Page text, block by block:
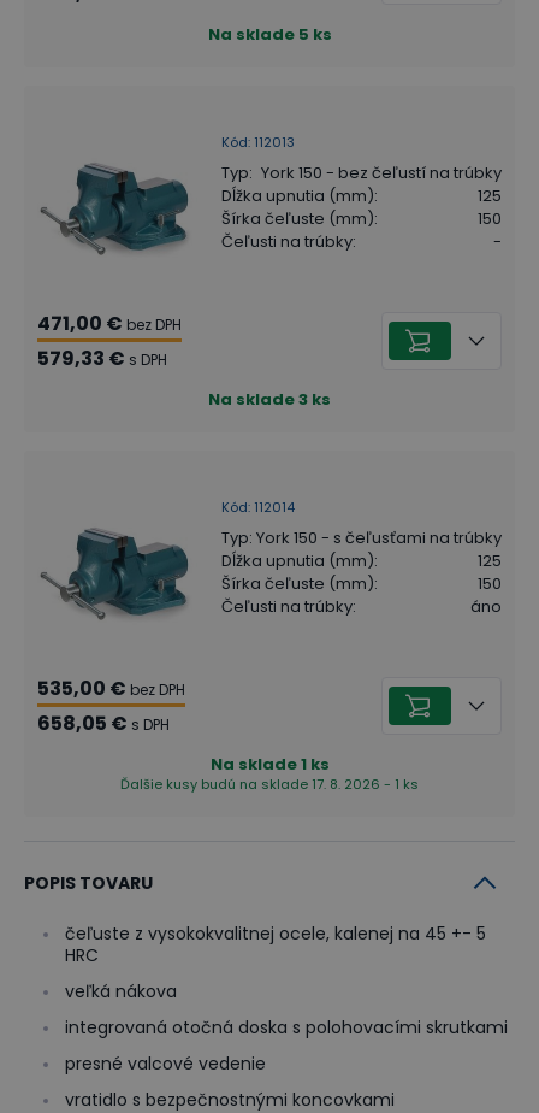
Na sklade 5 ks
Kód: 112013
Typ: York 150 - bez čeľustí na trúbky
Dĺžka upnutia (mm):
125
Šírka čeľuste (mm):
150
Čeľusti na trúbky: -
471,00 € bez DPH
579,33 € s DPH
Na sklade3 ks
Kód: 112014
Typ: York 150 - s čeľusťami na trúbky
Dĺžka upnutia (mm):
125
Šírka čeľuste (mm):
150
Čeľusti na trúbky: áno
535,00 € bez DPH
658,05 € s DPH
Na sklade1 ks
Ďalšie kusy budú na sklade 17. 8. 2026 - 1 ks
POPIS TOVARU
čeľuste z vysokokvalitnej ocele, kalenej na 45 +- 5
HRC
veľká nákova
integrovaná otočná doska s polohovacími skrutkami
presné valcové vedenie
vratidlo s bezpečnostnými koncovkami